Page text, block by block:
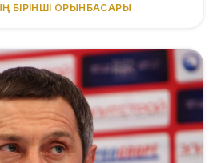
БІРІНШІ ОРЫНБАСАРЫ